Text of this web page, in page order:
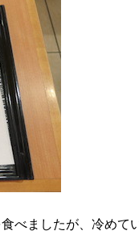
ましたが、冷めて